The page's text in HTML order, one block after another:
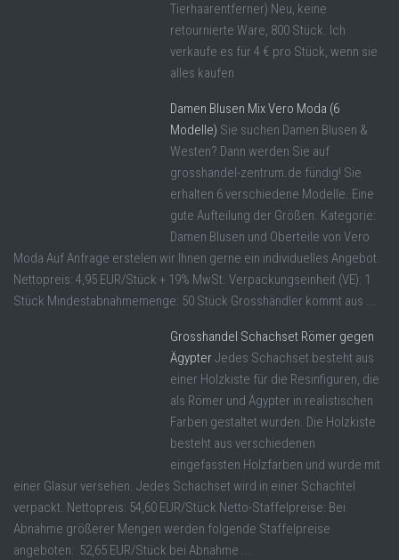
Tierhaarentferner) Neu, keine
retournierte Ware, 800 Stück. Ich
verkaufe es für 4 € pro Stück, wenn sie
alles kaufen
Damen Blusen Mix Vero Moda (6
Modelle) Sie suchen Damen Blusen &
Westen? Dann werden Sie auf
grosshandel-zentrum.de fündig! Sie
erhalten 6 verschiedene Modelle. Eine
gute Aufteilung der Größen. Kategorie:
Damen Blusen und Oberteile von Vero
Moda Auf Anfrage erstelen wir Ihnen gerne ein individuelles Angebot.
Nettopreis: 4,95 EUR/Stück + 19% MwSt. Verpackungseinheit (VE): 1
Stück Mindestabnahmemenge: 50 Stück Grosshändler kommt aus ...
Grosshandel Schachset Römer gegen
ÄgypterJedes Schachset besteht aus
einer Holzkiste für die Resinfiguren, die
als Römer und Ägypter in realistischen
Farben gestaltet wurden. Die Holzkiste
besteht aus verschiedenen
eingefassten Holzfarben und wurde mit
einer Glasur versehen. Jedes Schachset wird in einer Schachtel
verpackt. Nettopreis: 54,60 EUR/Stück Netto-Staffelpreise: Bei
Abnahme größerer Mengen werden folgende Staffelpreise
angeboten: 52,65 EUR/Stück bei Abnahme ...